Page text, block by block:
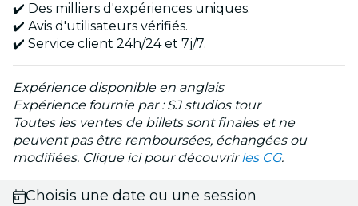
✔️ Des milliers d'expériences uniques.
✔️ Avis d'utilisateurs vérifiés.
✔️ Service client 24h/24 et 7j/7.
Expérience disponible en anglais
Expérience fournie par : SJ studios tour
Toutes les ventes de billets sont finales et ne
peuvent pas être remboursées, échangées ou
modifiées. Clique ici pour découvrirles CG.
Choisis une date ou une session